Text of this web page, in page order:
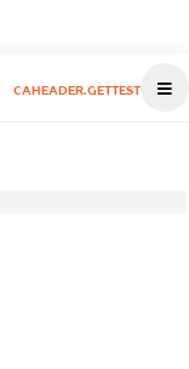
CAHEADER.GETTEST